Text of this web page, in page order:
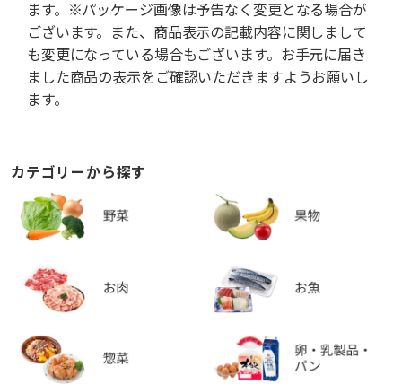
ます。※パッケージ画像は予告なく変更となる場合が
ございます。また、商品表示の記載内容に関しまして
も変更になっている場合もございます。お手元に届き
ました商品の表示をご確認いただきますようお願いし
ます。
カテゴリーから探す